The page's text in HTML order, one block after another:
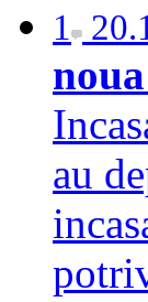
1
au